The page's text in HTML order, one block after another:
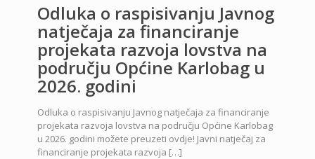
Odluka o raspisivanju Javnog
natječaja za financiranje
projekata razvoja lovstva na
području Općine Karlobag u
2026. godini
Odluka o raspisivanju Javnog natječaja za financiranje
projekata razvoja lovstva na području Općine Karlobag
u 2026. godini možete preuzeti ovdje! Javni natječaj za
financiranje projekata razvoja […]